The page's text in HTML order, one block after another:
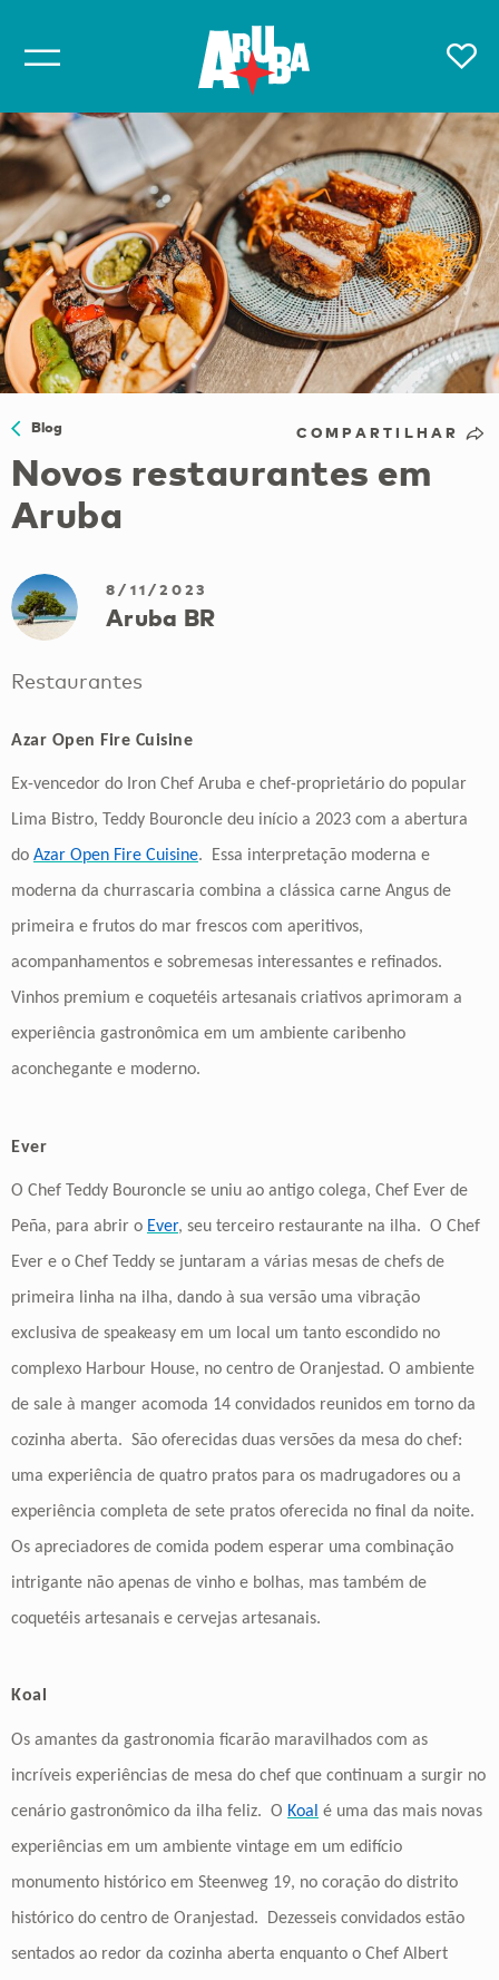
Blog COMPARTILHAR
Novos restaurantes em
Aruba
8/11/2023
Aruba BR
Restaurantes
Azar Open Fire Cuisine
Ex-vencedor do Iron Chef Aruba e chef-proprietário do popular
Lima Bistro, Teddy Bouroncle deu início a 2023 com a abertura
do Azar Open Fire Cuisine. Essa interpretação moderna e
moderna da churrascaria combina a clássica carne Angus de
primeira e frutos do mar frescos com aperitivos,
acompanhamentos e sobremesas interessantes e refinados.
Vinhos premium e coquetéis artesanais criativos aprimoram a
experiência gastronômica em um ambiente caribenho
aconchegante e moderno.
Ever
O Chef Teddy Bouroncle se uniu ao antigo colega, Chef Ever de
Peña, para abrir o Ever, seu terceiro restaurante na ilha. O Chef
Ever e o Chef Teddy se juntaram a várias mesas de chefs de
primeira linha na ilha, dando à sua versão uma vibração
exclusiva de speakeasy em um local um tanto escondido no
complexo Harbour House, no centro de Oranjestad. O ambiente
de sale à manger acomoda 14 convidados reunidos em torno da
cozinha aberta. São oferecidas duas versões da mesa do chef:
uma experiência de quatro pratos para os madrugadores ou a
experiência completa de sete pratos oferecida no final da noite.
Os apreciadores de comida podem esperar uma combinação
intrigante não apenas de vinho e bolhas, mas também de
coquetéis artesanais e cervejas artesanais.
Koal
Os amantes da gastronomia ficarão maravilhados com as
incríveis experiências de mesa do chef que continuam a surgir no
cenário gastronômico da ilha feliz. O Koal é uma das mais novas
experiências em um ambiente vintage em um edifício
monumento histórico em Steenweg 19, no coração do distrito
histórico do centro de Oranjestad. Dezesseis convidados estão
sentados ao redor da cozinha aberta enquanto o Chef Albert